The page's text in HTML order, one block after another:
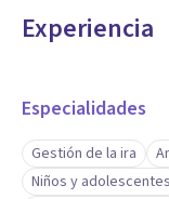
Experiencia
Especialidades
Gestión de la ira
Niños y adolescentes